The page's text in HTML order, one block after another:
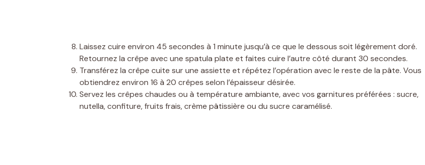
Laissez cuire environ 45 secondes à 1 minute jusqu’à ce que le dessous soit légèrement doré.
Retournez la crêpe avec une spatula plate et faites cuire l’autre côté durant 30 secondes.
Transférez la crêpe cuite sur une assiette et répétez l’opération avec le reste de la pâte. Vous
obtiendrez environ 16 à 20 crêpes selon l’épaisseur désirée.
Servez les crêpes chaudes ou à température ambiante, avec vos garnitures préférées : sucre,
nutella, confiture, fruits frais, crème pâtissière ou du sucre caramélisé.